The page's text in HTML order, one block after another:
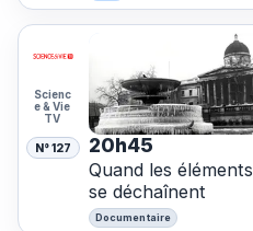
Scienc
e & Vie
TV
N° 127 20h45
Quand les éléments
se déchaînent
Documentaire